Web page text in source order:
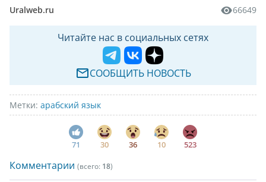
Uralweb.ru 66649
Читайте нас в социальных сетях
СООБЩИТЬ НОВОСТЬ
Метки: арабский язык
71 30 36 10 523
Комментарии (всего: 18)